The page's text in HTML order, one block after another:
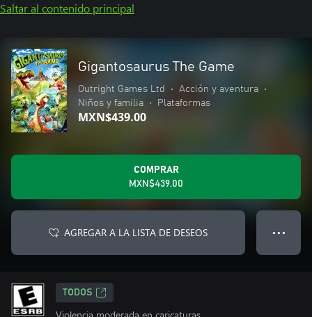
Saltar al contenido principal
Gigantosaurus The Game
Outright Games Ltd • Acción y aventura
•
Niños y familia
• Plataformas
MXN$439.00
COMPRAR
MXN$439.00
AGREGAR A LA LISTA DE DESEOS ● ● ●
TODOS